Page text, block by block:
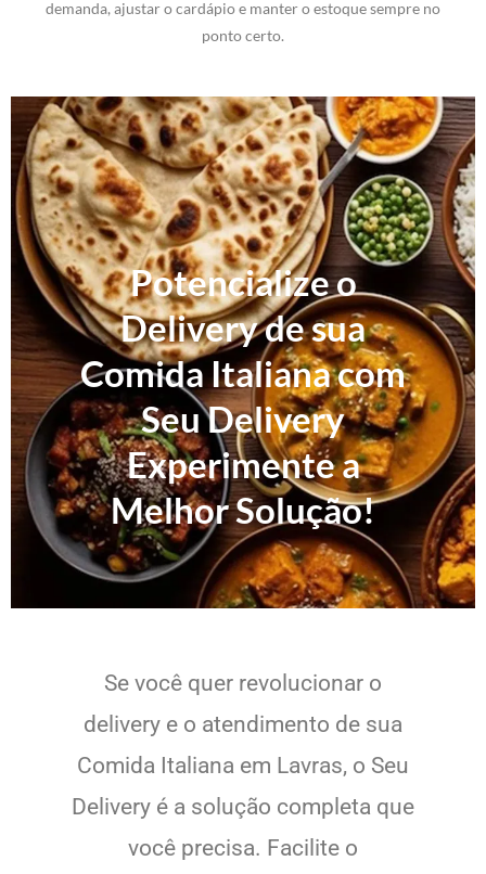
demanda, ajustar o cardápio e manter o estoque sempre no
ponto certo.
Potencialize o
Delivery de sua
Comida Italiana com
Seu Delivery
Experimente a
Melhor Solução!
Se você quer revolucionar o
delivery e o atendimento de sua
Comida Italiana em Lavras, o Seu
Delivery é a solução completa que
você precisa. Facilite o